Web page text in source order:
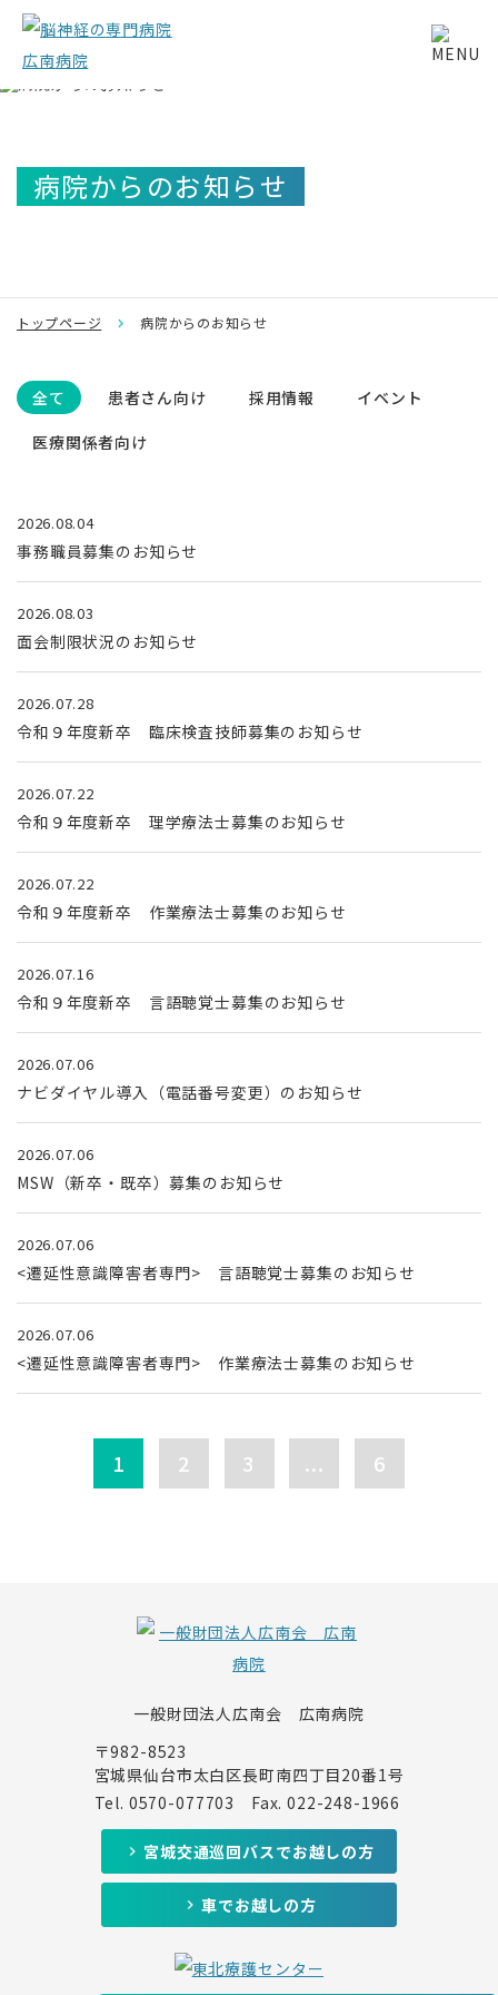
病院からのお知らせ
トップページ 病院からのお知らせ
全て 患者さん向け 採用情報
イベント
医療関係者向け
2026.08.04
事務職員募集のお知らせ
2026.08.03
面会制限状況のお知らせ
2026.07.28
令和９年度新卒 臨床検査技師募集のお知らせ
2026.07.22
令和９年度新卒 理学療法士募集のお知らせ
2026.07.22
令和９年度新卒 作業療法士募集のお知らせ
2026.07.16
令和９年度新卒 言語聴覚士募集のお知らせ
2026.07.06
ナビダイヤル導入（電話番号変更）のお知らせ
2026.07.06
MSW（新卒・既卒）募集のお知らせ
2026.07.06
<遷延性意識障害者専門> 言語聴覚士募集のお知らせ
2026.07.06
<遷延性意識障害者専門> 作業療法士募集のお知らせ
1 2 3 ... 6
一般財団法人広南会 広南病院
〒982-8523
宮城県仙台市太白区長町南四丁目20番1号
Tel. 0570-077703 Fax. 022-248-1966
宮城交通巡回バスでお越しの方
車でお越しの方